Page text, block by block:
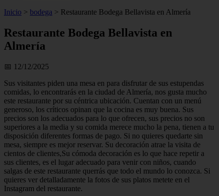
Inicio > bodega > Restaurante Bodega Bellavista en Almería
Restaurante Bodega Bellavista en
Almería
📅 12/12/2025
Sus visitantes piden una mesa en para disfrutar de sus estupendas
comidas, lo encontrarás en la ciudad de Almería, nos gusta mucho
este restaurante por su céntrica ubicación. Cuentan con un menú
generoso, los críticos opinan que la cocina es muy buena. Sus
precios son los adecuados para lo que ofrecen, sus precios no son
superiores a la media y su comida merece mucho la pena, tienen a tu
disposición diferentes formas de pago. Si no quieres quedarte sin
mesa, siempre es mejor reservar. Su decoración atrae la visita de
cientos de clientes,Su cómoda decoración es lo que hace repetir a
sus clientes, es el lugar adecuado para venir con niños, cuando
salgas de este restaurante querrás que todo el mundo lo conozca. Si
quieres ver detalladamente la fotos de sus platos metete en el
Instagram del restaurante.